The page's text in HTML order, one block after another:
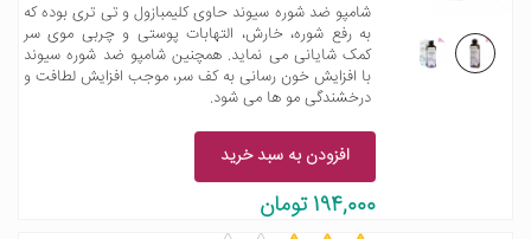
شامپو ضد شوره سیوند حاوی کلیمبازول و تی تری بوده که
به رفع شوره، خارش، التهابات پوستی و چربی موی سر
کمک شایانی می نماید. همچنین شامپو ضد شوره سیوند
با افزایش خون رسانی به کف سر، موجب افزایش لطافت و
درخشندگی مو ها می شود.
افزودن به سبد خرید
194,000 تومان